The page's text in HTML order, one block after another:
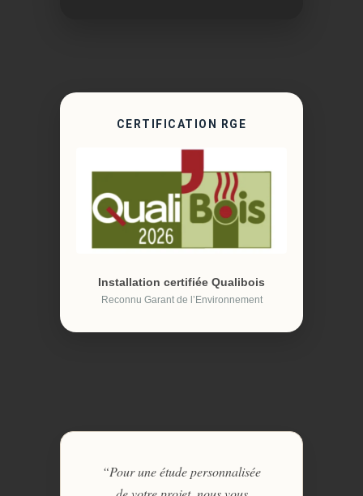
CERTIFICATION RGE
Installation certifiée Qualibois
Reconnu Garant de l’Environnement
“Pour une étude personnalisée